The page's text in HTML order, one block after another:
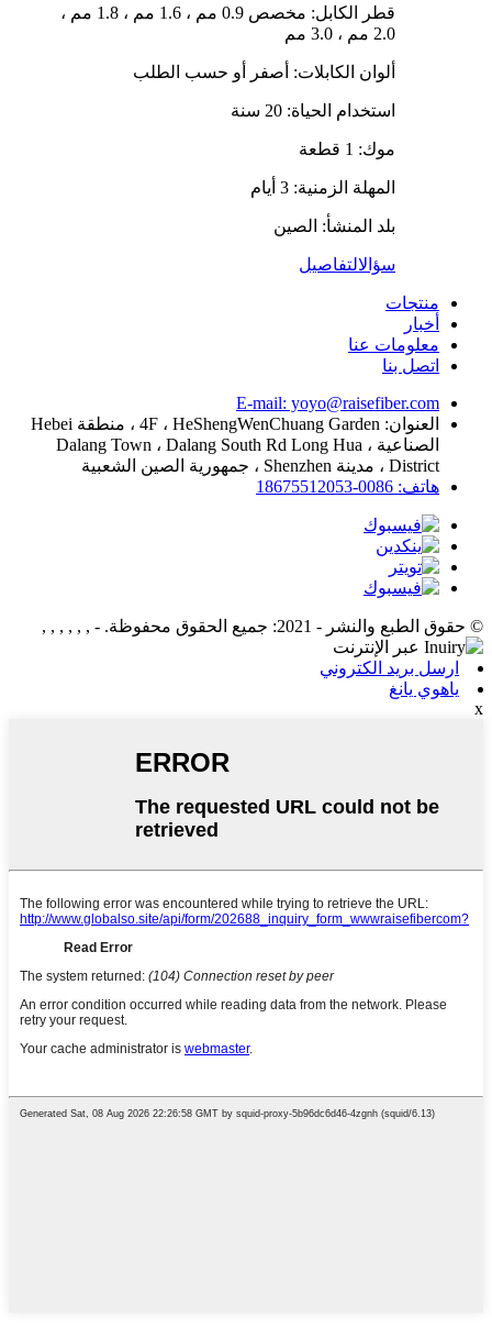
قطر الكابل: مخصص 0.9 مم ، 1.6 مم ، 1.8 مم ،
2.0 مم ، 3.0 مم
ألوان الكابلات: أصفر أو حسب الطلب
استخدام الحياة: 20 سنة
موك: 1 قطعة
المهلة الزمنية: 3 أيام
بلد المنشأ: الصين
سؤالالتفاصيل
منتجات
أخبار
معلومات عنا
اتصل بنا
E-mail: yoyo@raisefiber.com
العنوان: 4F ، HeShengWenChuang Garden ، منطقة Hebei
الصناعية ، Dalang Town ، Dalang South Rd Long Hua
District ، مدينة Shenzhen ، جمهورية الصين الشعبية
هاتف: 0086-18675512053
© حقوق الطبع والنشر - 2021: جميع الحقوق محفوظة. - , , , , , ,
ارسل بريد الكتروني
ياهوي يانغ
x